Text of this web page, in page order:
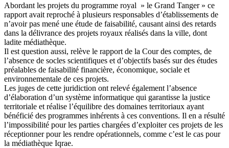
Abordant les projets du programme royal » le Grand Tanger » ce
rapport avait reproché à plusieurs responsables d’établissements de
n’avoir pas mené une étude de faisabilité, causant ainsi des retards
dans la délivrance des projets royaux réalisés dans la ville, dont
ladite médiathèque.
Il est question aussi, relève le rapport de la Cour des comptes, de
l’absence de socles scientifiques et d’objectifs basés sur des études
préalables de faisabilité financière, économique, sociale et
environnementale de ces projets.
Les juges de cette juridiction ont relevé également l’absence
d’élaboration d’un système informatique qui garantisse la justice
territoriale et réalise l’équilibre des domaines territoriaux ayant
bénéficié des programmes inhérents à ces conventions. Il en a résulté
l’impossibilité pour les parties chargées d’exploiter ces projets de les
réceptionner pour les rendre opérationnels, comme c’est le cas pour
la médiathèque Iqrae.